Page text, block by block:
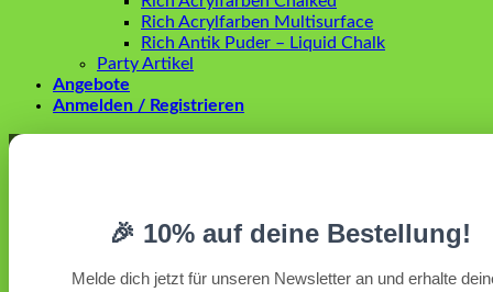
Rich Acrylfarben Multisurface
Rich Antik Puder – Liquid Chalk
Party Artikel
Angebote
Anmelden / Registrieren
🎉 10% auf deine Bestellung!
Melde dich jetzt für unseren Newsletter an und erhalte
Anmelden